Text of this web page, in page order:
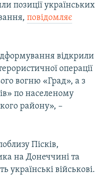
позиції українських
повідомляє
відкрили
операції
вогню «Град», а з
по населеному
району», –
Пісків,
на Донеччині та
українські військові.